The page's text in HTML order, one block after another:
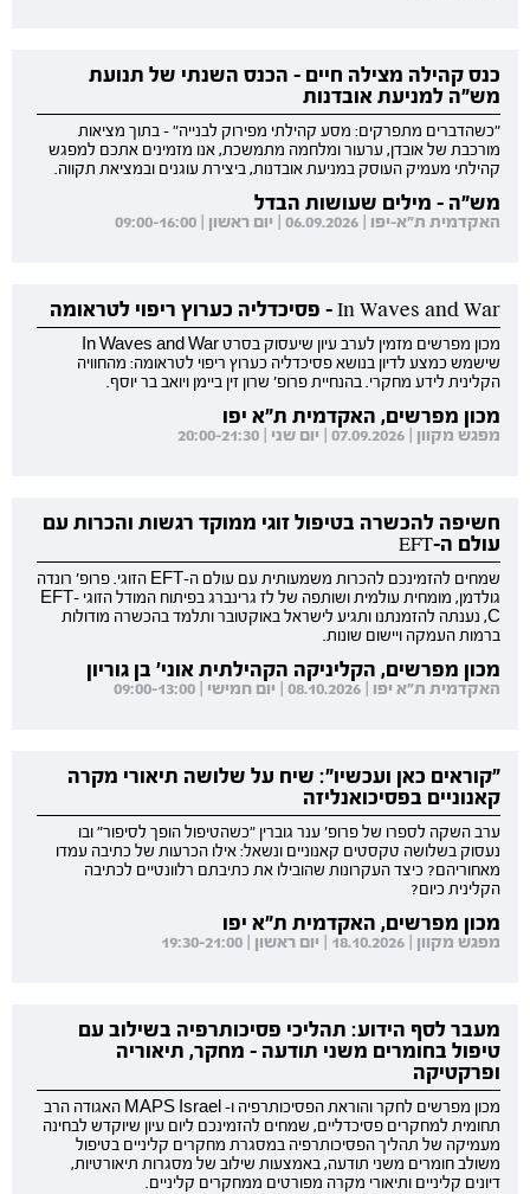
כנס קהילה מצילה חיים - הכנס השנתי של תנועת
מש"ה למניעת אובדנות
"כשהדברים מתפרקים: מסע קהילתי מפירוק לבנייה" - בתוך מציאות
מורכבת של אובדן, ערעור ומלחמה מתמשכת, אנו מזמינים אתכם למפגש
קהילתי מעמיק העוסק במניעת אובדנות, ביצירת עוגנים ובמציאת תקווה.
מש"ה - מילים שעושות הבדל
האקדמית ת"א-יפו | 06.09.2026 | יום ראשון | 09:00-16:00
In Waves and War - פסיכדליה כערוץ ריפוי לטראומה
מכון מפרשים מזמין לערב עיון שיעסוק בסרט In Waves and War
שישמש כמצע לדיון בנושא פסיכדליה כערוץ ריפוי לטראומה: מהחוויה
הקלינית לידע מחקרי. בהנחיית פרופ' שרון זין ביימן ויואב בר יוסף.
מכון מפרשים, האקדמית ת"א יפו
מפגש מקוון | 07.09.2026 | יום שני | 20:00-21:30
חשיפה להכשרה בטיפול זוגי ממוקד רגשות והכרות עם
עולם ה-EFT
שמחים להזמינכם להכרות משמעותית עם עולם ה-EFT הזוגי. פרופ' רונדה
גולדמן, מומחית עולמית ושותפה של לז גרינברג בפיתוח המודל הזוגי EFT-
C, נענתה להזמנתנו ותגיע לישראל באוקטובר ותלמד בהכשרה מודולות
ברמות העמקה ויישום שונות.
מכון מפרשים, הקליניקה הקהילתית אוני' בן גוריון
האקדמית ת"א יפו | 08.10.2026 | יום חמישי | 09:00-13:00
"קוראים כאן ועכשיו": שיח על שלושה תיאורי מקרה
קאנוניים בפסיכואנליזה
ערב השקה לספרו של פרופ' ענר גוברין "כשהטיפול הופך לסיפור" ובו
נעסוק בשלושה טקסטים קאנוניים ונשאל: אילו הכרעות של כתיבה עמדו
מאחוריהם? כיצד העקרונות שהובילו את כתיבתם רלוונטיים לכתיבה
הקלינית כיום?
מכון מפרשים, האקדמית ת"א יפו
מפגש מקוון | 18.10.2026 | יום ראשון | 19:30-21:00
מעבר לסף הידוע: תהליכי פסיכותרפיה בשילוב עם
טיפול בחומרים משני תודעה - מחקר, תיאוריה
ופרקטיקה
מכון מפרשים לחקר והוראת הפסיכותרפיה ו- MAPS Israel האגודה הרב
תחומית למחקרים פסיכדליים, שמחים להזמינכם ליום עיון שיוקדש לבחינה
מעמיקה של תהליך הפסיכותרפיה במסגרת מחקרים קליניים בטיפול
משולב חומרים משני תודעה, באמצעות שילוב של מסגרות תיאורטיות,
דיונים קליניים ותיאורי מקרה מפורטים ממחקרים קליניים.